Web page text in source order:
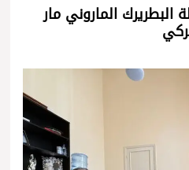
البطريرك الماروني مار